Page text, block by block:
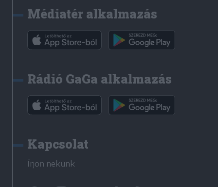
Médiatér alkalmazás
Rádió GaGa alkalmazás
Kapcsolat
Írjon nekünk